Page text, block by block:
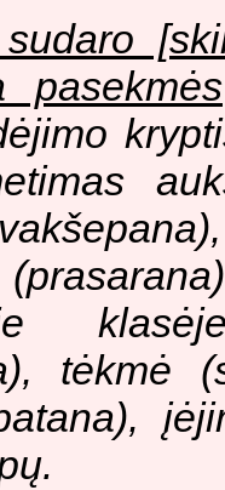
pasekmės
tėkmė